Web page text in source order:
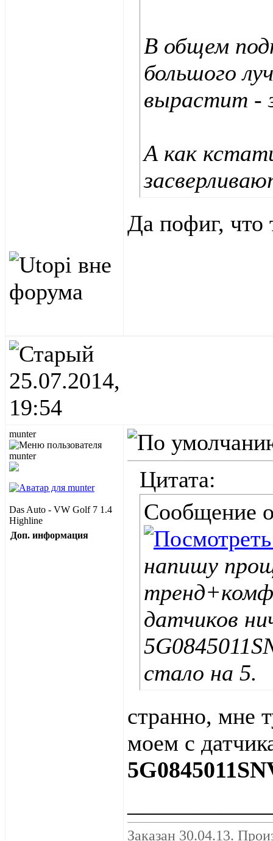
В общем
большого
вырастит -
А как
Да пофиг, что
25.07.2014,
19:54
munter
Das Auto - VW Golf 7 1.4
Highline
Доп. информация
Цитата:
Сообщение
напишу
датчиков
стало на 5.
странно, мне
моем с
Заказан 30.04.13.